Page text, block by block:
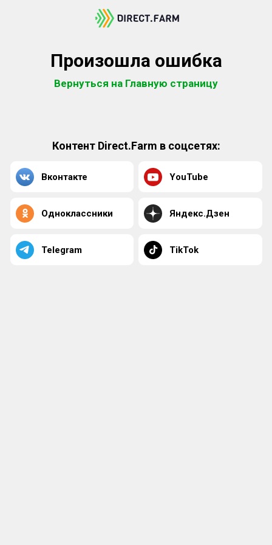
Произошла ошибка
Вернуться на Главную страницу
Контент Direct.Farm в соцсетях:
Вконтакте YouTube
Одноклассники Яндекс.Дзен
Telegram TikTok